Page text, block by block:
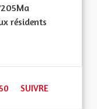
résidents
services publics en
50 ABONNÉS
SUIVRE